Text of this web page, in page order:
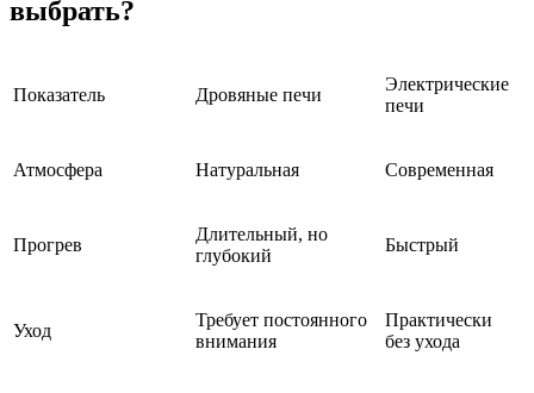
выбрать?
Показатель Дровяные печи
Электрические
печи
Атмосфера Натуральная Современная
Прогрев
Длительный, но
глубокий
Быстрый
Уход
Требует постоянного
внимания
Практически
без ухода